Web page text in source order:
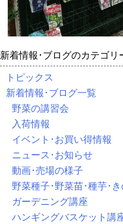
新着情報･ブログのカテゴリ
トピックス
新着情報･ブログ一覧
野菜の講習会
入荷情報
イベント･お買い得情報
ニュース･お知らせ
動画･売場の様子
野菜種子･野菜苗･種芋･
ガーデニング講座
ハンギングバスケット講